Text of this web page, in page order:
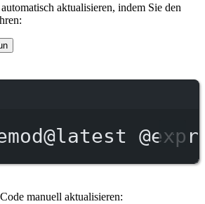
aktualisieren, indem Sie den
manuell aktualisieren: